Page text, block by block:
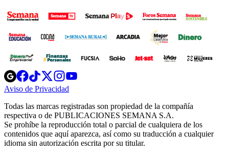
Opens
in
new
Opens
in
new
Opens
in
new
window
Opens
new
windowwindow
Aviso de Privacidad
new
window
Todas las marcas registradas son propiedad de la compañía
respectiva o de PUBLICACIONES SEMANA S.A.
Se prohíbe la reproducción total o parcial de cualquiera de los
contenidos que aquí aparezca, así como su traducción a cualquier
idioma sin autorización escrita por su titular.